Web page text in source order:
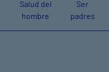
Salud del
hombre
Ser
padres